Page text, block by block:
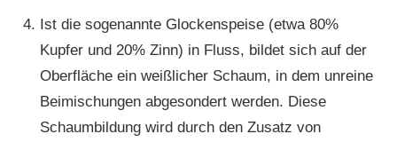
Ist die sogenannte Glockenspeise (etwa 80%
Kupfer und 20% Zinn) in Fluss, bildet sich auf der
Oberfläche ein weißlicher Schaum, in dem unreine
Beimischungen abgesondert werden. Diese
Schaumbildung wird durch den Zusatz von